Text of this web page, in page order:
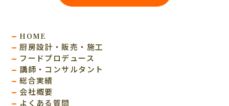
HOME
厨房設計・販売・施工
フードプロデュース
講師・コンサルタント
総合実績
会社概要
よくある質問